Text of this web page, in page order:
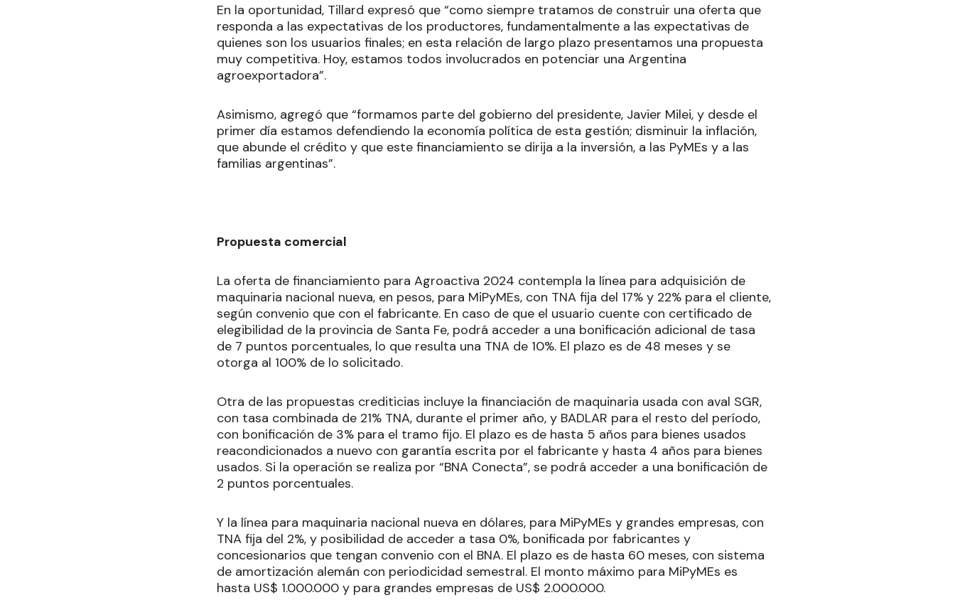
En la oportunidad, Tillard expresó que “como siempre tratamos de construir una oferta que
responda a las expectativas de los productores, fundamentalmente a las expectativas de
quienes son los usuarios finales; en esta relación de largo plazo presentamos una propuesta
muy competitiva. Hoy, estamos todos involucrados en potenciar una Argentina
agroexportadora”.
Asimismo, agregó que “formamos parte del gobierno del presidente, Javier Milei, y desde el
primer día estamos defendiendo la economía política de esta gestión; disminuir la inflación,
que abunde el crédito y que este financiamiento se dirija a la inversión, a las PyMEs y a las
familias argentinas”.
Propuesta comercial
La oferta de financiamiento para Agroactiva 2024 contempla la línea para adquisición de
maquinaria nacional nueva, en pesos, para MiPyMEs, con TNA fija del 17% y 22% para el cliente,
según convenio que con el fabricante. En caso de que el usuario cuente con certificado de
elegibilidad de la provincia de Santa Fe, podrá acceder a una bonificación adicional de tasa
de 7 puntos porcentuales, lo que resulta una TNA de 10%. El plazo es de 48 meses y se
otorga al 100% de lo solicitado.
Otra de las propuestas crediticias incluye la financiación de maquinaria usada con aval SGR,
con tasa combinada de 21% TNA, durante el primer año, y BADLAR para el resto del período,
con bonificación de 3% para el tramo fijo. El plazo es de hasta 5 años para bienes usados
reacondicionados a nuevo con garantía escrita por el fabricante y hasta 4 años para bienes
usados. Si la operación se realiza por “BNA Conecta”, se podrá acceder a una bonificación de
2 puntos porcentuales.
Y la línea para maquinaria nacional nueva en dólares, para MiPyMEs y grandes empresas, con
TNA fija del 2%, y posibilidad de acceder a tasa 0%, bonificada por fabricantes y
concesionarios que tengan convenio con el BNA. El plazo es de hasta 60 meses, con sistema
de amortización alemán con periodicidad semestral. El monto máximo para MiPyMEs es
hasta US$ 1.000.000 y para grandes empresas de US$ 2.000.000.